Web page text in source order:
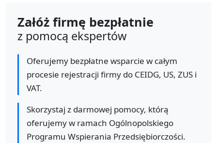
Załóż firmę bezpłatnie
z pomocą ekspertów
Oferujemy bezpłatne wsparcie w całym
procesie rejestracji firmy do CEIDG, US, ZUS i
VAT.
Skorzystaj z darmowej pomocy, którą
oferujemy w ramach Ogólnopolskiego
Programu Wspierania Przedsiębiorczości.